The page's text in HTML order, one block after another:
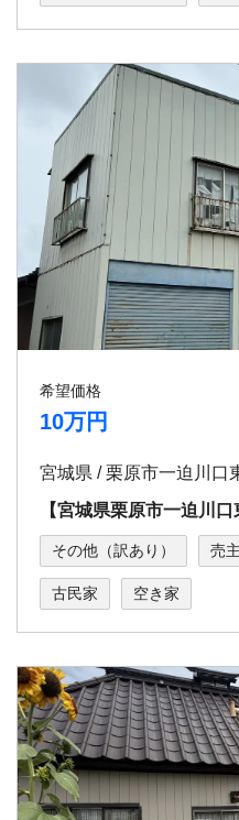
希望価格
10万円
宮城県 / 栗原市一迫川口
【宮城県栗原市一迫川
その他（訳あり） 売
古民家 空き家